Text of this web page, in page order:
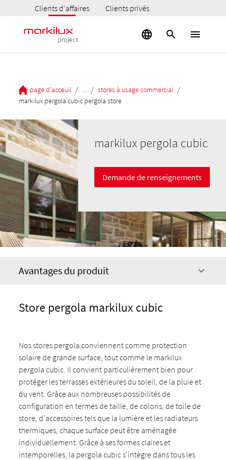
Clients d'affaires Clients privés
page d'acceuil / / stores à usage commercial /
markilux pergola cubic pergola store
markilux pergola cubic
Demande de renseignements
Avantages du produit
Store pergola markilux cubic
Nos stores pergola conviennent comme protection
solaire de grande surface, tout comme le markilux
pergola cubic. Il convient particulièrement bien pour
protéger les terrasses extérieures du soleil, de la pluie et
du vent. Grâce aux nombreuses possibilités de
configuration en termes de taille, de coloris, de toile de
store, d'accessoires tels que la lumière et les radiateurs
thermiques, chaque surface peut être aménagée
individuellement. Grâce à ses formes claires et
intemporelles, la pergola cubic s'intègre dans tous les